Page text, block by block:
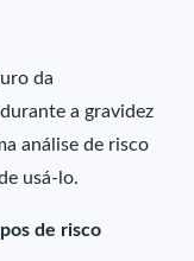
da
a gravidez
análise de risco
usá-lo.
de risco